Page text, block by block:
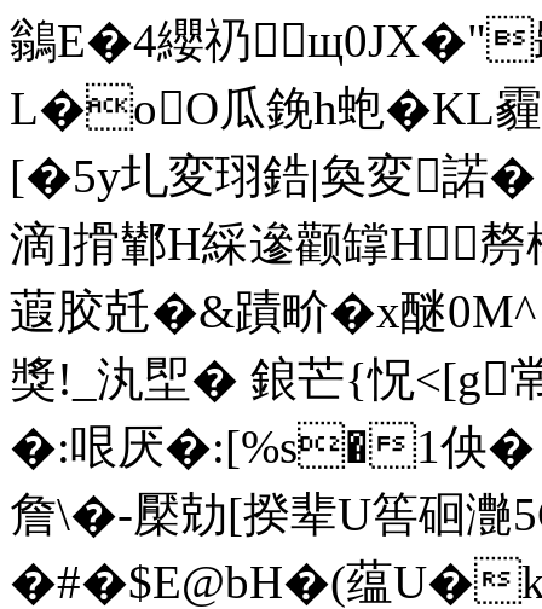
鶲E�4纓礽
L�oO瓜鋔h蚫�KL
[�5y圠変珝鋯|奐変諾
滴]搰鄻H綵遪颧罉H剺
蕸胶兛�&蹟畍�x醚
獎!_汍堲� 鋃芒{怳<[g
�:哏厌�:[%s�1佒�
詹\�-檿勀[揆辈U筶硘灔
�#�$E@bH�(蕴U�